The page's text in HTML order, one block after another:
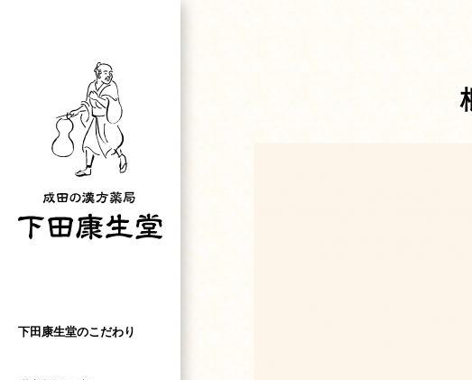
下田康生堂のこだわり